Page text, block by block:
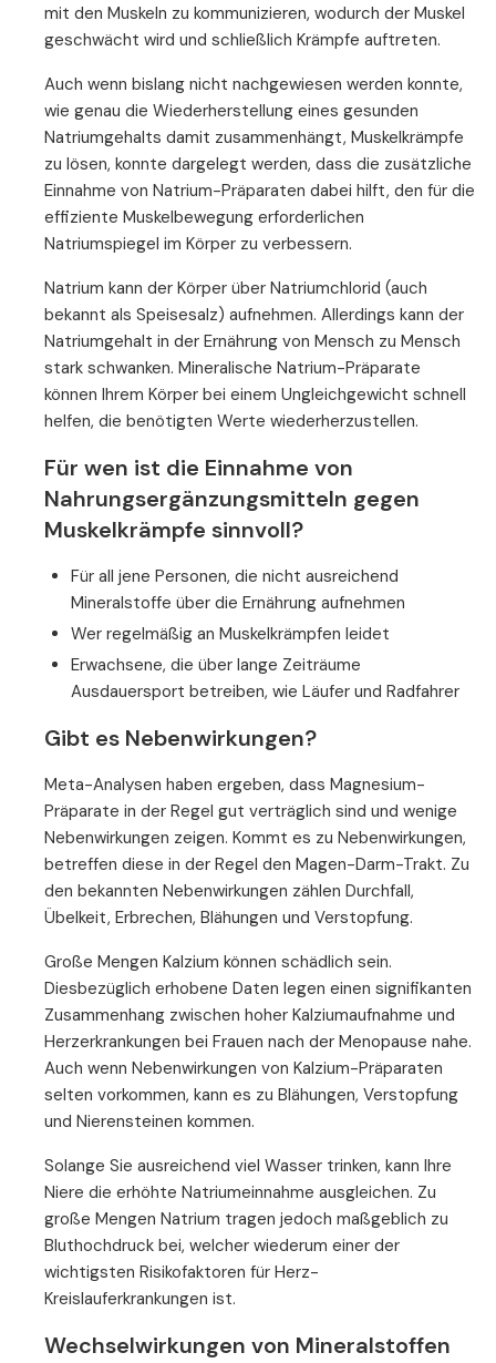
mit den Muskeln zu kommunizieren, wodurch der Muskel
geschwächt wird und schließlich Krämpfe auftreten.
Auch wenn bislang nicht nachgewiesen werden konnte,
wie genau die Wiederherstellung eines gesunden
Natriumgehalts damit zusammenhängt, Muskelkrämpfe
zu lösen, konnte dargelegt werden, dass die zusätzliche
Einnahme von Natrium-Präparaten dabei hilft, den für die
effiziente Muskelbewegung erforderlichen
Natriumspiegel im Körper zu verbessern.
Natrium kann der Körper über Natriumchlorid (auch
bekannt als Speisesalz) aufnehmen. Allerdings kann der
Natriumgehalt in der Ernährung von Mensch zu Mensch
stark schwanken. Mineralische Natrium-Präparate
können Ihrem Körper bei einem Ungleichgewicht schnell
helfen, die benötigten Werte wiederherzustellen.
Für wen ist die Einnahme von
Nahrungsergänzungsmitteln gegen
Muskelkrämpfe sinnvoll?
Für all jene Personen, die nicht ausreichend
Mineralstoffe über die Ernährung aufnehmen
Wer regelmäßig an Muskelkrämpfen leidet
Erwachsene, die über lange Zeiträume
Ausdauersport betreiben, wie Läufer und Radfahrer
Gibt es Nebenwirkungen?
Meta-Analysen haben ergeben, dass Magnesium-
Präparate in der Regel gut verträglich sind und wenige
Nebenwirkungen zeigen. Kommt es zu Nebenwirkungen,
betreffen diese in der Regel den Magen-Darm-Trakt. Zu
den bekannten Nebenwirkungen zählen Durchfall,
Übelkeit, Erbrechen, Blähungen und Verstopfung.
Große Mengen Kalzium können schädlich sein.
Diesbezüglich erhobene Daten legen einen signifikanten
Zusammenhang zwischen hoher Kalziumaufnahme und
Herzerkrankungen bei Frauen nach der Menopause nahe.
Auch wenn Nebenwirkungen von Kalzium-Präparaten
selten vorkommen, kann es zu Blähungen, Verstopfung
und Nierensteinen kommen.
Solange Sie ausreichend viel Wasser trinken, kann Ihre
Niere die erhöhte Natriumeinnahme ausgleichen. Zu
große Mengen Natrium tragen jedoch maßgeblich zu
Bluthochdruck bei, welcher wiederum einer der
wichtigsten Risikofaktoren für Herz-
Kreislauferkrankungen ist.
Wechselwirkungen von Mineralstoffen